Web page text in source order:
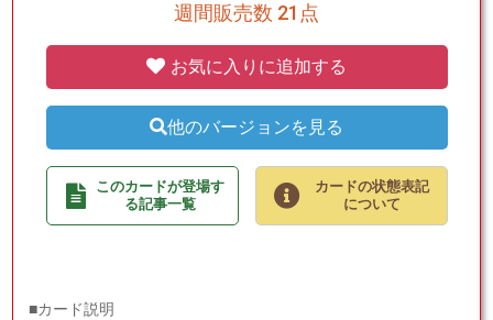
週間販売数 21点
お気に入りに追加する
他のバージョンを見る
このカードが登場す
る記事一覧
カードの状態表記
について
■カード説明